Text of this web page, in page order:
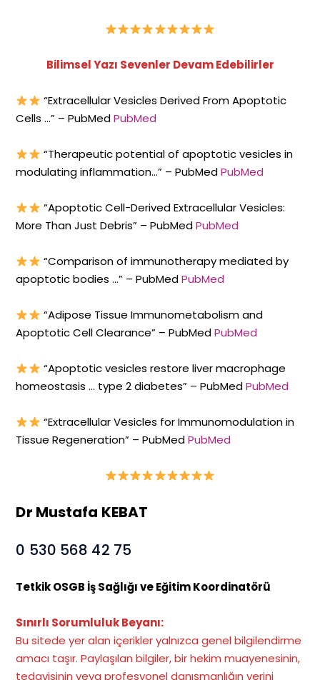
Bilimsel Yazı Sevenler Devam Edebilirler
“Extracellular Vesicles Derived From Apoptotic
Cells …” – PubMedPubMed
“Therapeutic potential of apoptotic vesicles in
modulating inflammation…” – PubMedPubMed
“Apoptotic Cell-Derived Extracellular Vesicles:
More Than Just Debris” – PubMedPubMed
“Comparison of immunotherapy mediated by
apoptotic bodies …” – PubMedPubMed
“Adipose Tissue Immunometabolism and
Apoptotic Cell Clearance” – PubMedPubMed
“Apoptotic vesicles restore liver macrophage
homeostasis … type 2 diabetes” – PubMedPubMed
“Extracellular Vesicles for Immunomodulation in
Tissue Regeneration” – PubMedPubMed
Dr Mustafa KEBAT
0 530 568 42 75
Tetkik OSGB İş Sağlığı ve Eğitim Koordinatörü
Sınırlı Sorumluluk Beyanı:
Bu sitede yer alan içerikler yalnızca genel bilgilendirme
amacı taşır. Paylaşılan bilgiler, bir hekim muayenesinin,
tedavisinin veya profesyonel danışmanlığın yerini